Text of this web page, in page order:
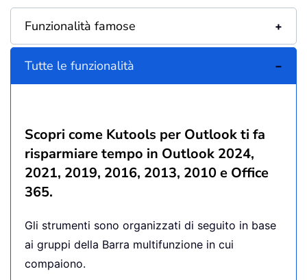
Funzionalità famose
Tutte le funzionalità
Scopri come Kutools per Outlook ti fa
risparmiare tempo in Outlook 2024,
2021, 2019, 2016, 2013, 2010 e Office
365.
Gli strumenti sono organizzati di seguito in base
ai gruppi della Barra multifunzione in cui
compaiono.